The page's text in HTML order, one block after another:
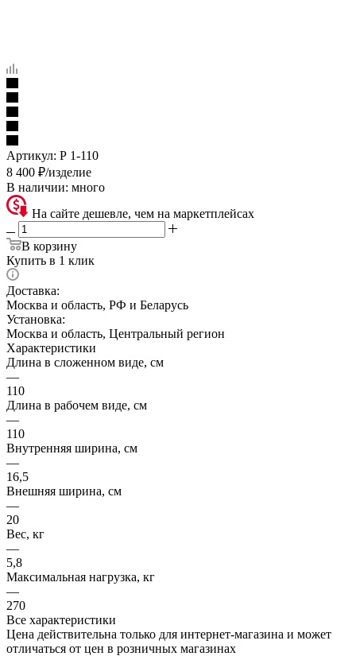
Артикул: Р 1-110
8 400 ₽/изделие
В наличии: много
На сайте дешевле, чем на маркетплейсах
В корзину
Купить в 1 клик
Доставка:
Москва и область, РФ и Беларусь
Установка:
Москва и область, Центральный регион
Характеристики
Длина в сложенном виде, см
—
110
Длина в рабочем виде, см
—
110
Внутренняя ширина, см
—
16,5
Внешняя ширина, см
—
20
Вес, кг
—
5,8
Максимальная нагрузка, кг
—
270
Все характеристики
Цена действительна только для интернет-магазина и может
отличаться от цен в розничных магазинах